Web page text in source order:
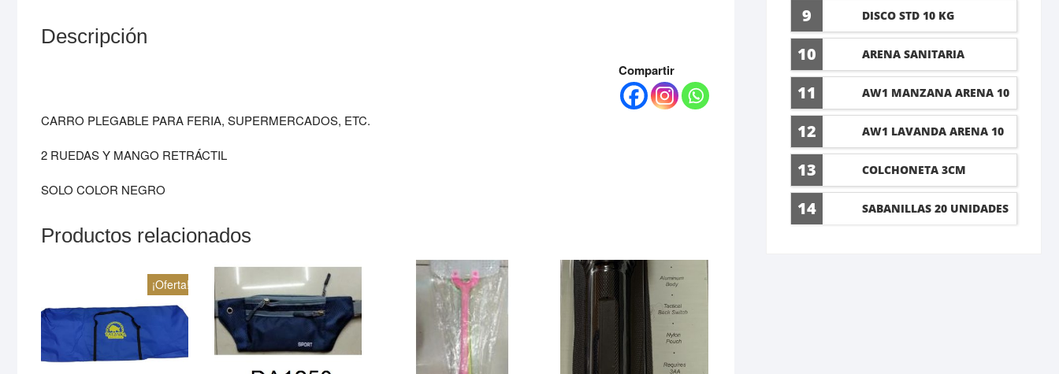
Descripción
Compartir
CARRO PLEGABLE PARA FERIA, SUPERMERCADOS, ETC.
2 RUEDAS Y MANGO RETRÁCTIL
SOLO COLOR NEGRO
Productos relacionados
¡Oferta!
TALLA M 60X45CM
9 DISCO STD 10 KG
10 ARENA SANITARIA
LAVANDA 8KG
11 AW1 MANZANA ARENA 10
LT
12 AW1 LAVANDA ARENA 10
LT
13 COLCHONETA 3CM
14 SABANILLAS 20 UNIDADES